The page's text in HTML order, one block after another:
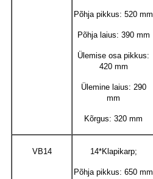
Põhja pikkus: 520 mm
Põhja laius: 390 mm
Ülemise osa pikkus:
420 mm
Ülemine laius: 290
mm
Kõrgus: 320 mm
VB14 14*Klapikarp;
Põhja pikkus: 650 mm